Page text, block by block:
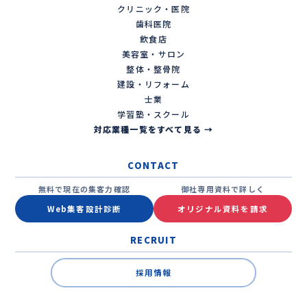
クリニック・医院
歯科医院
飲食店
美容室・サロン
整体・整骨院
建設・リフォーム
士業
学習塾・スクール
対応業種一覧をすべて見る →
CONTACT
無料で現在の集客力確認
Web集客設計診断
御社専用資料で詳しく
オリジナル資料を請求
RECRUIT
採用情報